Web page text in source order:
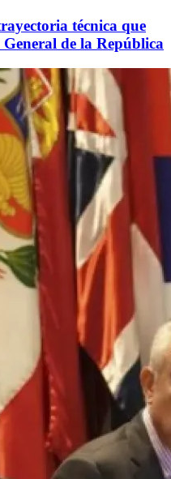
técnica que
de la República